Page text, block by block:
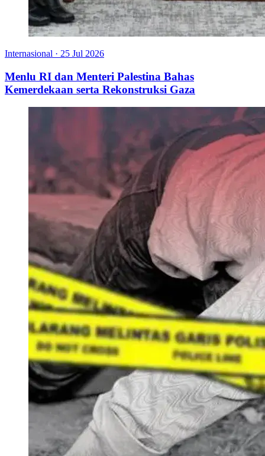
Internasional · 25 Jul 2026
Menlu RI dan Menteri Palestina Bahas
Kemerdekaan serta Rekonstruksi Gaza